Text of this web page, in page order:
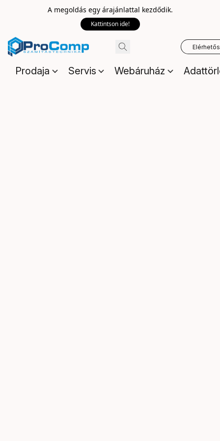
A megoldás egy árajánlattal kezdődik.
Kattintson ide!
Prodaja Servis Webáruház